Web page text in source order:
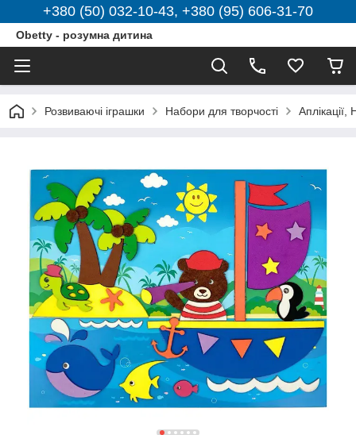
+380 (50) 032-10-43, +380 (95) 606-31-70
Obetty - розумна дитина
Розвиваючі іграшки Набори для творчості Аплікації,